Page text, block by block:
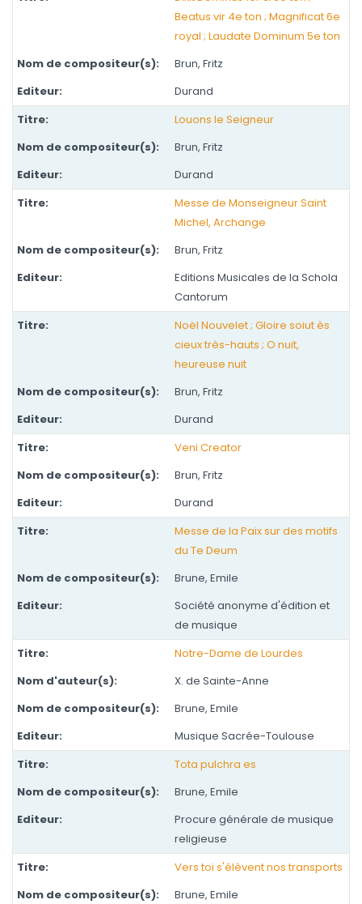
Beatus vir 4e ton ; Magnificat 6e
royal ; Laudate Dominum 5e ton
Brun, Fritz
Durand
Louons le Seigneur
Brun, Fritz
Durand
Messe de Monseigneur Saint
Michel, Archange
Brun, Fritz
Editions Musicales de la Schola
Cantorum
Noël Nouvelet ; Gloire soiut ès
cieux très-hauts ; O nuit,
heureuse nuit
Brun, Fritz
Durand
Veni Creator
Brun, Fritz
Durand
Messe de la Paix sur des motifs
du Te Deum
Brune, Emile
Société anonyme d'édition et
de musique
Notre-Dame de Lourdes
X. de Sainte-Anne
Brune, Emile
Musique Sacrée-Toulouse
Tota pulchra es
Brune, Emile
Procure générale de musique
religieuse
Vers toi s'élèvent nos transports
Brune, Emile